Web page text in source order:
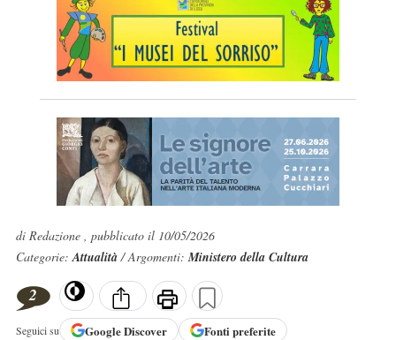
di Redazione , pubblicato il 10/05/2026
Categorie:Attualità/ Argomenti:Ministero della Cultura
2
Seguici su GoogleDiscover Fonti preferite